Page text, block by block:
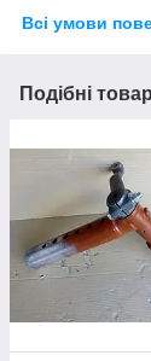
Всі умови
Подібні